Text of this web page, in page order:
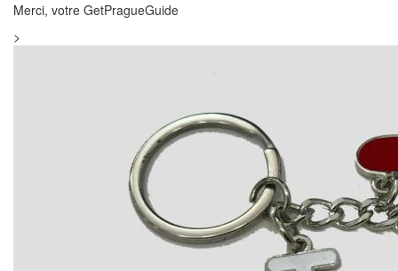
Merci, votre GetPragueGuide
>